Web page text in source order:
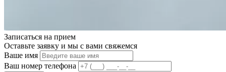
Записаться на прием
Оставьте заявку и мы с вами свяжемся
Ваше имя
Ваш номер телефона